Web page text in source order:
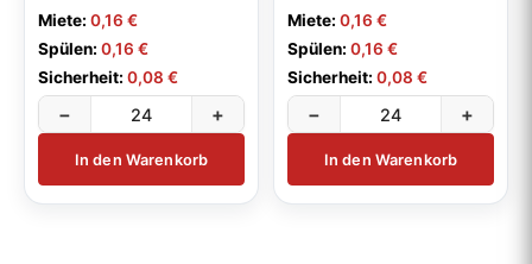
Miete:0,16 €
Spülen:0,16 €
Sicherheit:0,08 €
− +
In den Warenkorb
Miete:0,16 €
Spülen:0,16 €
Sicherheit:0,08 €
− +
In den Warenkorb